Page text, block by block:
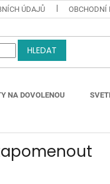
ÚDAJŮ OBCHODNÍ
HLEDAT
NA DOVOLENOU